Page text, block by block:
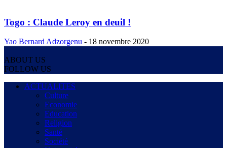
Togo : Claude Leroy en deuil !
Yao Bernard Adzorgenu - 18 novembre 2020
ABOUT US
FOLLOW US
ACTUALITES
Culture
Economie
Education
Religion
Santé
Société